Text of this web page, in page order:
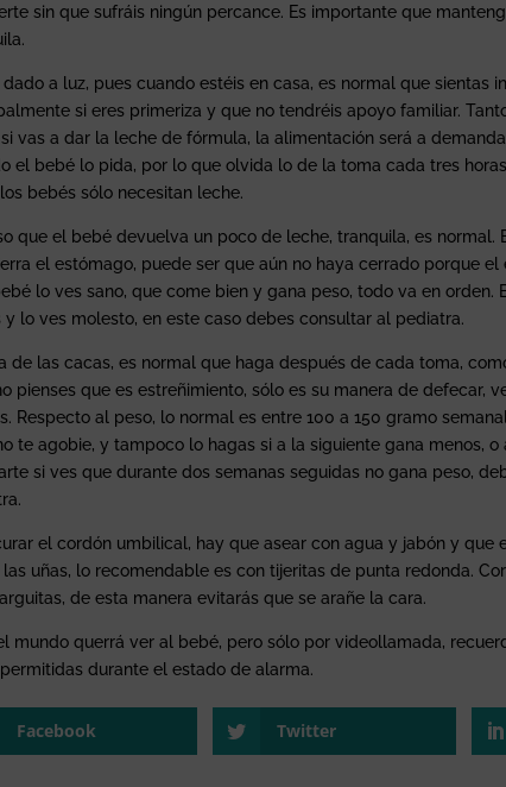
sin que sufráis ningún percance. Es importante que
dado a luz, pues cuando estéis en casa, es normal que sientas
si eres primeriza y que no tendréis apoyo familiar.
vas a dar la leche de fórmula, la alimentación será a
el bebé lo pida, por lo que olvida lo de la toma cada tres
bebés sólo necesitan leche.
que el bebé devuelva un poco de leche, tranquila, es normal.
el estómago, puede ser que aún no haya cerrado porque el
lo ves sano, que come bien y gana peso, todo va en orden.
y lo ves molesto, en este caso debes consultar al pediatra.
de las cacas, es normal que haga después de cada toma,
pienses que es estreñimiento, sólo es su manera de defecar,
Respecto al peso, lo normal es entre 100 a 150 gramo
te agobie, y tampoco lo hagas si a la siguiente gana menos, o
si ves que durante dos semanas seguidas no gana peso,
el cordón umbilical, hay que asear con agua y jabón y que
uñas, lo recomendable es con tijeritas de punta redonda.
de esta manera evitarás que se arañe la cara.
mundo querrá ver al bebé, pero sólo por videollamada,
durante el estado de alarma.
Facebook Twitter